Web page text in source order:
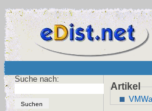
Suche nach:
Artikel